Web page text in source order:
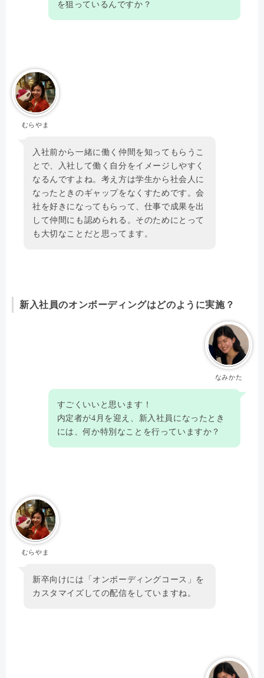
を狙っているんですか？
むらやま
入社前から一緒に働く仲間を知ってもらうこ
とで、入社して働く自分をイメージしやすく
なるんですよね。考え方は学生から社会人に
なったときのギャップをなくすためです。会
社を好きになってもらって、仕事で成果を出
して仲間にも認められる。そのためにとって
も大切なことだと思ってます。
新入社員のオンボーディングはどのように実施？
なみかた
すごくいいと思います！
内定者が4月を迎え、新入社員になったとき
には、何か特別なことを行っていますか？
むらやま
新卒向けには「オンボーディングコース」を
カスタマイズしての配信をしていますね。